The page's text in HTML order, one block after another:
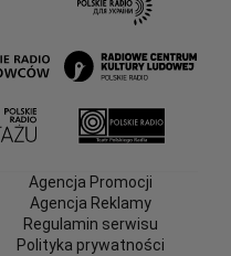
Agencja Promocji
Agencja Reklamy
Regulamin serwisu
Polityka prywatności